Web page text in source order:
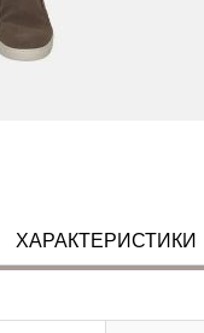
ХАРАКТЕРИСТИКИ